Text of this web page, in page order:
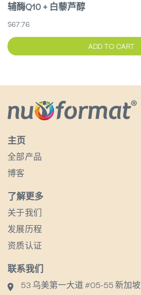
辅酶Q10 + 白藜芦醇
$67.76
ADD TO CART
主页
全部产品
博客
了解更多
关于我们
发展历程
资质认证
联系我们
53 乌美第一大道 #05-55 新加